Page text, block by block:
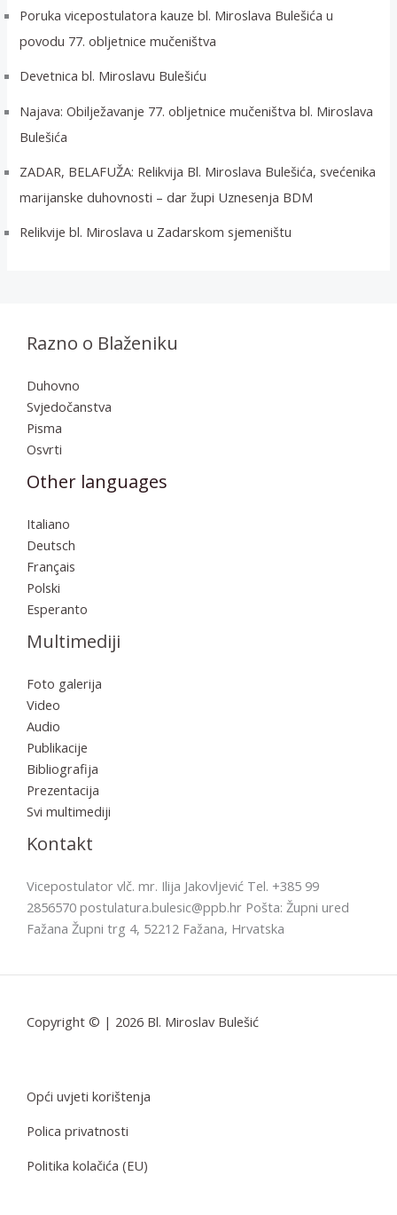
Poruka vicepostulatora kauze bl. Miroslava Bulešića u
povodu 77. obljetnice mučeništva
Devetnica bl. Miroslavu Bulešiću
Najava: Obilježavanje 77. obljetnice mučeništva bl. Miroslava
Bulešića
ZADAR, BELAFUŽA: Relikvija Bl. Miroslava Bulešića, svećenika
marijanske duhovnosti – dar župi Uznesenja BDM
Relikvije bl. Miroslava u Zadarskom sjemeništu
Razno o Blaženiku
Duhovno
Svjedočanstva
Pisma
Osvrti
Other languages
Italiano
Deutsch
Français
Polski
Esperanto
Multimediji
Foto galerija
Video
Audio
Publikacije
Bibliografija
Prezentacija
Svi multimediji
Kontakt
Vicepostulator vlč. mr. Ilija Jakovljević Tel. +385 99
2856570 postulatura.bulesic@ppb.hr Pošta: Župni ured
Fažana Župni trg 4, 52212 Fažana, Hrvatska
Copyright © | 2026 Bl. Miroslav Bulešić
Opći uvjeti korištenja
Polica privatnosti
Politika kolačića (EU)